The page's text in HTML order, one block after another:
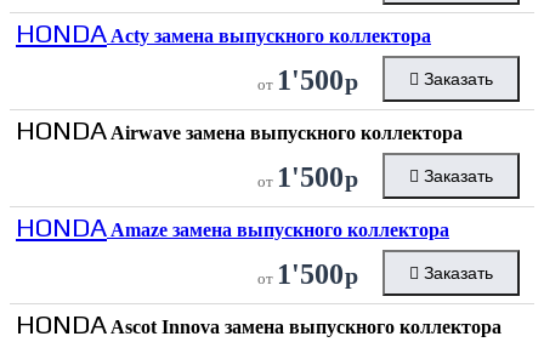
HONDA Acty замена выпускного коллектора
от 1'500р Заказать
HONDA Airwave замена выпускного коллектора
от 1'500р Заказать
HONDA Amaze замена выпускного коллектора
от 1'500р Заказать
HONDA Ascot Innova замена выпускного коллектора